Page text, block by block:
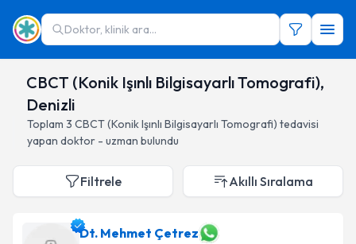
Doktor, klinik ara...
CBCT (Konik Işınlı Bilgisayarlı Tomografi),
Denizli
Toplam 3 CBCT (Konik Işınlı Bilgisayarlı Tomografi) tedavisi
yapan doktor - uzman bulundu
Filtrele Akıllı Sıralama
Dt. Mehmet Çetrez